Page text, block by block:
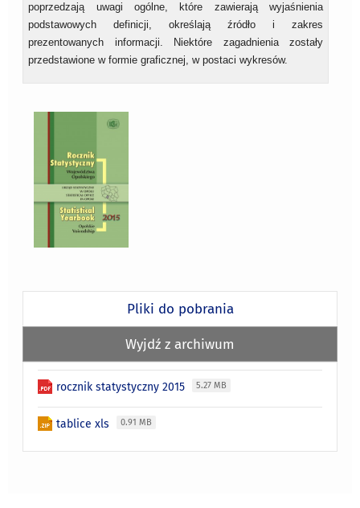
poprzedzają uwagi ogólne, które zawierają wyjaśnienia
podstawowych definicji, określają źródło i zakres
prezentowanych informacji. Niektóre zagadnienia zostały
przedstawione w formie graficznej, w postaci wykresów.
Pliki do pobrania
Wyjdź z archiwum
rocznik statystyczny 2015 5.27 MB
tablice xls 0.91 MB